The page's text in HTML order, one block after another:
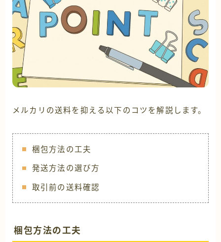
メルカリの送料を抑える以下のコツを解説します。
梱包方法の工夫
発送方法の選び方
取引前の送料確認
梱包方法の工夫